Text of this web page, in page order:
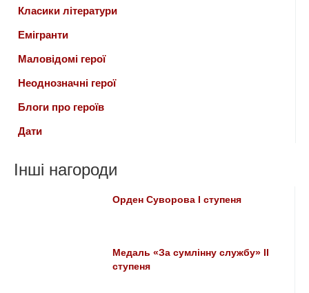
Класики літератури
Емігранти
Маловідомі герої
Неоднозначні герої
Блоги про героїв
Дати
Інші нагороди
Орден Суворова I ступеня
Медаль «За сумлінну службу» II
ступеня